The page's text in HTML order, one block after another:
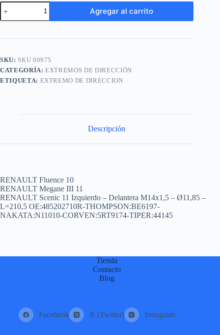
20017AP
Extremo
de
RENAULT
y
equivalentes
cantidad
Agregar al carrito
r
n
a
SKU: SKU 00975
CATEGORÍA:EXTREMOS DE DIRECCIÓN
ETIQUETA: EXTREMO DE DIRECCION
Descripción
RENAULT Fluence 10
RENAULT Megane III 11
RENAULT Scenic 11 Izquierdo – Delantera M14x1,5 – Ø11,85 –
L=210,5 OE:485202710R-THOMPSON:BE6197-
NAKATA:N11010-CORVEN:5RT9174-TIPER:44145
Tienda
Contacto
Blog
Facebook X (Twitter) Instagram